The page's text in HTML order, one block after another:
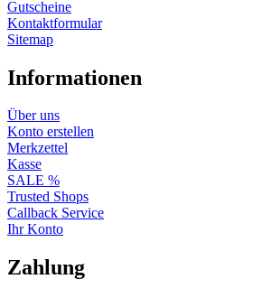
Gutscheine
Kontaktformular
Sitemap
Informationen
Über uns
Konto erstellen
Merkzettel
Kasse
SALE %
Trusted Shops
Callback Service
Ihr Konto
Zahlung